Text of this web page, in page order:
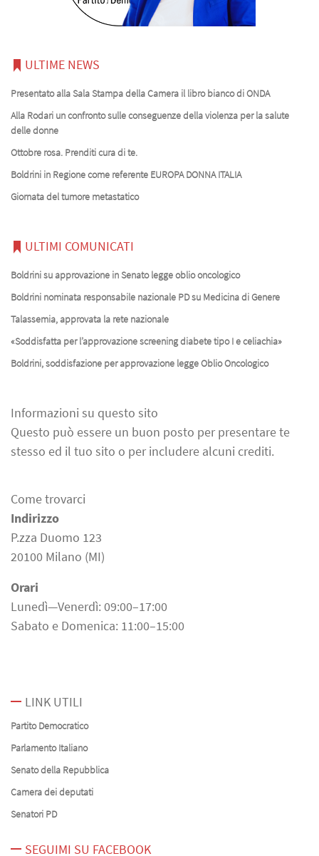
ULTIME NEWS
Presentato alla Sala Stampa della Camera il libro bianco di ONDA
Alla Rodari un confronto sulle conseguenze della violenza per la salute
delle donne
Ottobre rosa. Prenditi cura di te.
Boldrini in Regione come referente EUROPA DONNA ITALIA
Giornata del tumore metastatico
ULTIMI COMUNICATI
Boldrini su approvazione in Senato legge oblio oncologico
Boldrini nominata responsabile nazionale PD su Medicina di Genere
Talassemia, approvata la rete nazionale
«Soddisfatta per l’approvazione screening diabete tipo I e celiachia»
Boldrini, soddisfazione per approvazione legge Oblio Oncologico
Informazioni su questo sito
Questo può essere un buon posto per presentare te
stesso ed il tuo sito o per includere alcuni crediti.
Come trovarci
Indirizzo
P.zza Duomo 123
20100 Milano (MI)
Orari
Lunedì—Venerdì: 09:00–17:00
Sabato e Domenica: 11:00–15:00
LINK UTILI
Partito Democratico
Parlamento Italiano
Senato della Repubblica
Camera dei deputati
Senatori PD
SEGUIMI SU FACEBOOK